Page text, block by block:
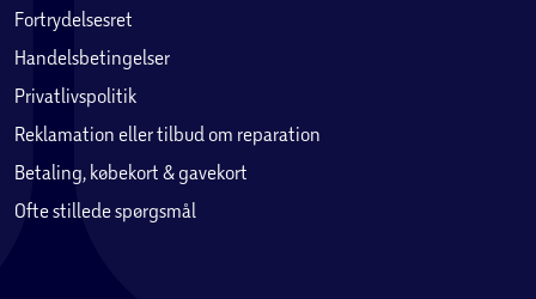
Fortrydelsesret
Handelsbetingelser
Privatlivspolitik
Reklamation eller tilbud om reparation
Betaling, købekort & gavekort
Ofte stillede spørgsmål